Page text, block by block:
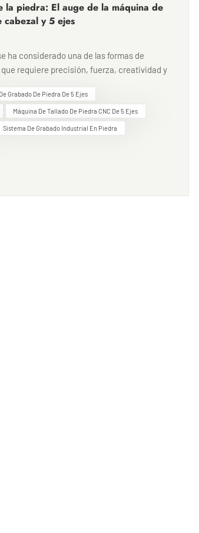
la piedra: El auge de la máquina de
y 5 ejes
ha considerado una de las formas de
requiere precisión, fuerza, creatividad y
de alta gama, monumentos
para interiores, la industria del
en una nueva era de fabricación
se encuentra una de las
que una simple máquina, representa un
rápida, una mayor complejidad y una libertad
Grabado De Piedra De 5 Ejes
Máquina De Tallado De Piedra CNC De 5 Ejes
Sistema De Grabado Industrial En Piedra